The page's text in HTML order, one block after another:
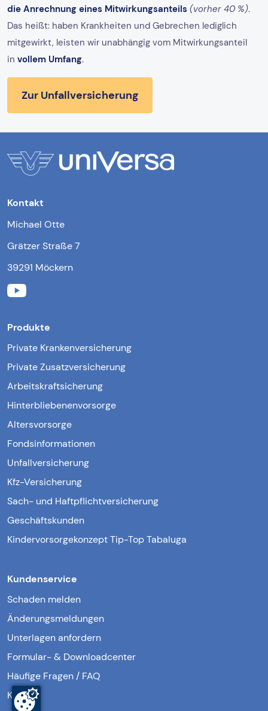
die Anrechnung eines Mitwirkungsanteils (vorher 40 %).
Das heißt: haben Krankheiten und Gebrechen lediglich
mitgewirkt, leisten wir unabhängig vom Mitwirkungsanteil
in vollem Umfang.
Zur Unfallversicherung
Kontakt
Michael Otte
Grätzer Straße 7
39291 Möckern
Produkte
Private Krankenversicherung
Private Zusatzversicherung
Arbeitskraftsicherung
Hinterbliebenenvorsorge
Altersvorsorge
Fondsinformationen
Unfallversicherung
Kfz-Versicherung
Sach- und Haftpflichtversicherung
Geschäftskunden
Kindervorsorgekonzept Tip-Top Tabaluga
Kundenservice
Schaden melden
Änderungsmeldungen
Unterlagen anfordern
Formular- & Downloadcenter
Häufige Fragen / FAQ
Kontakt